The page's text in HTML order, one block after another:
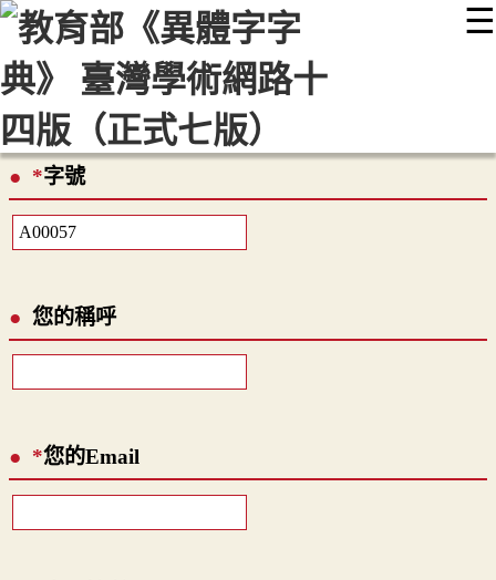
☰
::: 最新消息 常見問題 編輯說明
顯示模式
網站導覽
*字號
您的稱呼
*您的Email